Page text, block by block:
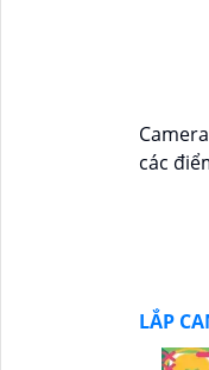
Đừng
các
LẮP